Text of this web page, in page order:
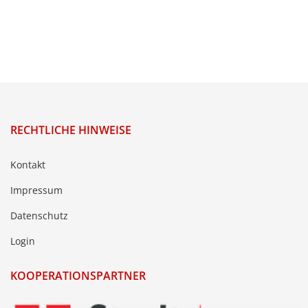
RECHTLICHE HINWEISE
Kontakt
Impressum
Datenschutz
Login
KOOPERATIONSPARTNER